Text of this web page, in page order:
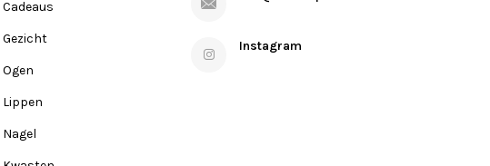
Cadeaus
Gezicht
Ogen
Lippen
Nagel
Instagram